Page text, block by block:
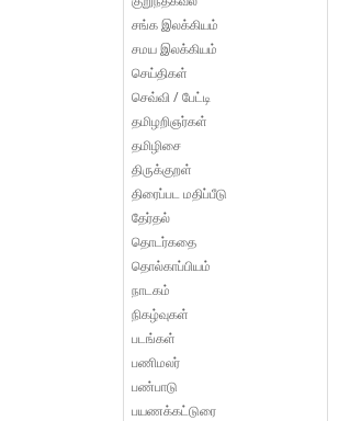
சங்க இலக்கியம்
சமய இலக்கியம்
செய்திகள்
செவ்வி / பேட்டி
தமிழறிஞர்கள்
தமிழிசை
திருக்குறள்
திரைப்பட மதிப்பீடு
தேர்தல்
தொடர்கதை
தொல்காப்பியம்
நாடகம்
நிகழ்வுகள்
படங்கள்
பணிமலர்
பண்பாடு
பயணக்கட்டுரை